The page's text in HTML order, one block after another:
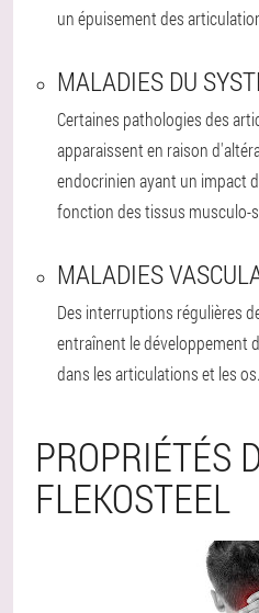
un épuisement des
MALADIES DU
Certaines pathologies des
apparaissent en raison
endocrinien ayant un impact
fonction des tissus musculo-
MALADIES
Des interruptions régulières
entraînent le développement
dans les articulations et les os.
PROPRIÉTÉS
FLEKOSTEEL